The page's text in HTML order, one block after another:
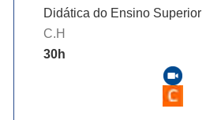
Didática do Ensino Superior
C.H
30h